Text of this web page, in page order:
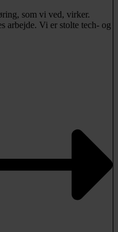
som vi ved, virker.
arbejde. Vi er stolte tech- og